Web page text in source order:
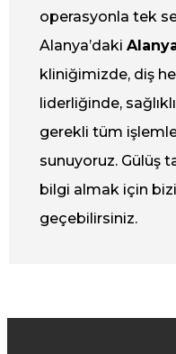
operasyonla tek
Alanya’daki
kliniğimizde, diş
liderliğinde,
gerekli tüm
sunuyoruz. Gülüş
bilgi almak için
geçebilirsiniz.